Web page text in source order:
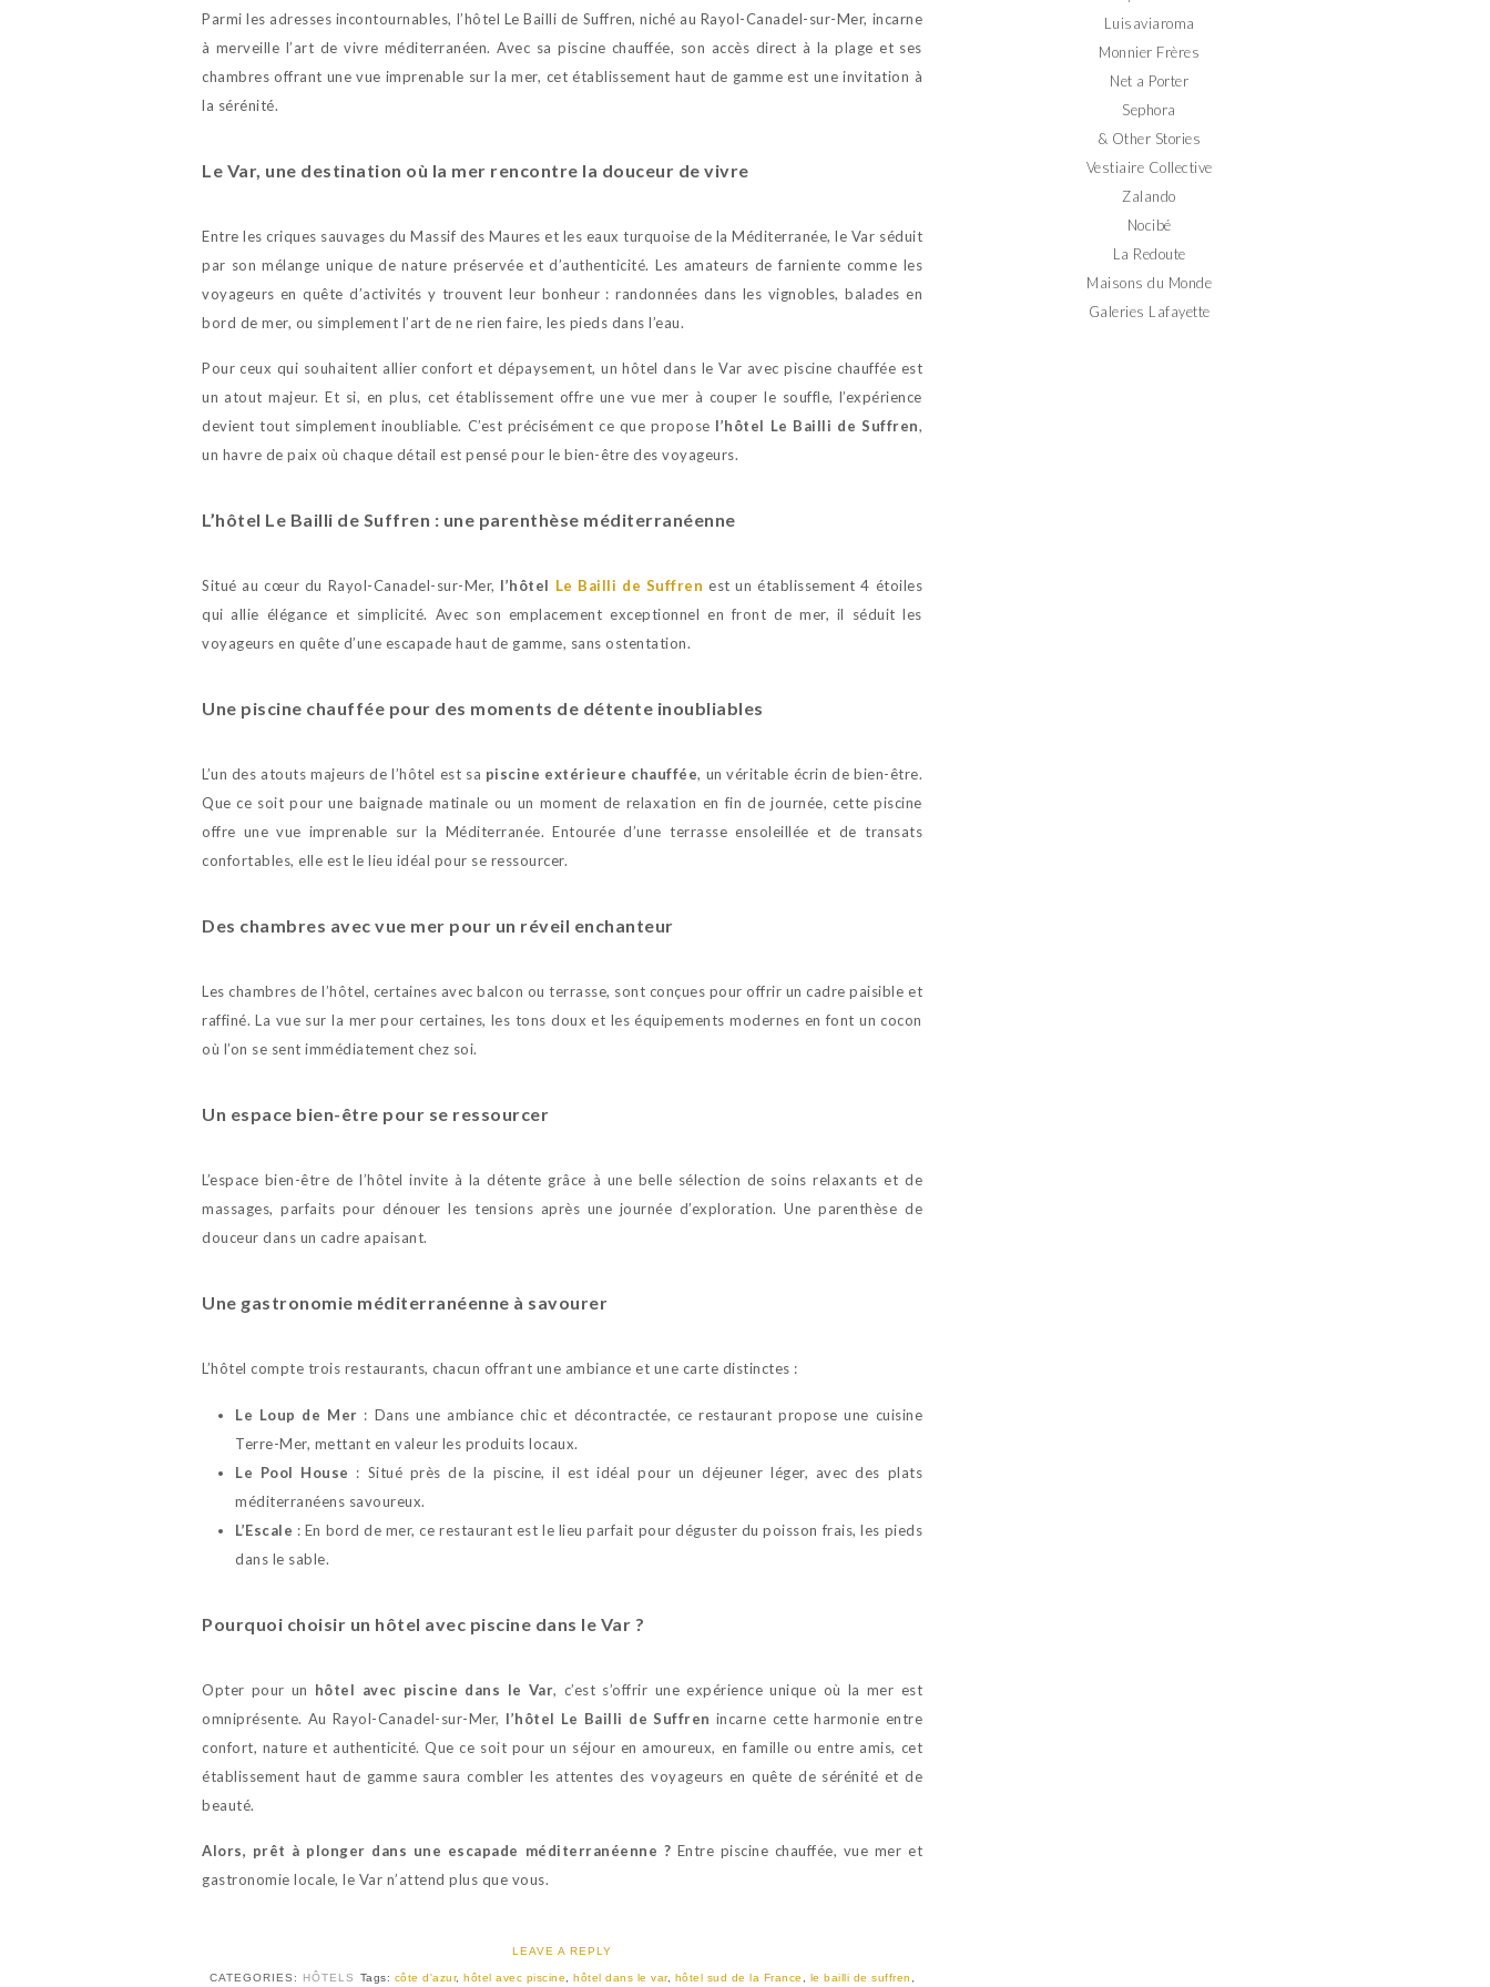
Parmi les adresses incontournables, l’hôtel Le Bailli de Suffren, niché au Rayol-Canadel-sur-Mer, incarne
à merveille l’art de vivre méditerranéen. Avec sa piscine chauffée, son accès direct à la plage et ses
chambres offrant une vue imprenable sur la mer, cet établissement haut de gamme est une invitation à
la sérénité.
Le Var, une destination où la mer rencontre la douceur de vivre
Entre les criques sauvages du Massif des Maures et les eaux turquoise de la Méditerranée, le Var séduit
par son mélange unique de nature préservée et d’authenticité. Les amateurs de farniente comme les
voyageurs en quête d’activités y trouvent leur bonheur : randonnées dans les vignobles, balades en
bord de mer, ou simplement l’art de ne rien faire, les pieds dans l’eau.
Pour ceux qui souhaitent allier confort et dépaysement, un hôtel dans le Var avec piscine chauffée est
un atout majeur. Et si, en plus, cet établissement offre une vue mer à couper le souffle, l’expérience
devient tout simplement inoubliable. C’est précisément ce que propose l’hôtel Le Bailli de Suffren,
un havre de paix où chaque détail est pensé pour le bien-être des voyageurs.
L’hôtel Le Bailli de Suffren : une parenthèse méditerranéenne
Situé au cœur du Rayol-Canadel-sur-Mer, l’hôtel Le Bailli de Suffren est un établissement 4 étoiles
qui allie élégance et simplicité. Avec son emplacement exceptionnel en front de mer, il séduit les
voyageurs en quête d’une escapade haut de gamme, sans ostentation.
Une piscine chauffée pour des moments de détente inoubliables
L’un des atouts majeurs de l’hôtel est sa piscine extérieure chauffée, un véritable écrin de bien-être.
Que ce soit pour une baignade matinale ou un moment de relaxation en fin de journée, cette piscine
offre une vue imprenable sur la Méditerranée. Entourée d’une terrasse ensoleillée et de transats
confortables, elle est le lieu idéal pour se ressourcer.
Des chambres avec vue mer pour un réveil enchanteur
Les chambres de l’hôtel, certaines avec balcon ou terrasse, sont conçues pour offrir un cadre paisible et
raffiné. La vue sur la mer pour certaines, les tons doux et les équipements modernes en font un cocon
où l’on se sent immédiatement chez soi.
Un espace bien-être pour se ressourcer
L’espace bien-être de l’hôtel invite à la détente grâce à une belle sélection de soins relaxants et de
massages, parfaits pour dénouer les tensions après une journée d’exploration. Une parenthèse de
douceur dans un cadre apaisant.
Une gastronomie méditerranéenne à savourer
L’hôtel compte trois restaurants, chacun offrant une ambiance et une carte distinctes :
Le Loup de Mer : Dans une ambiance chic et décontractée, ce restaurant propose une cuisine
Terre-Mer, mettant en valeur les produits locaux.
Le Pool House : Situé près de la piscine, il est idéal pour un déjeuner léger, avec des plats
méditerranéens savoureux.
L’Escale : En bord de mer, ce restaurant est le lieu parfait pour déguster du poisson frais, les pieds
dans le sable.
Pourquoi choisir un hôtel avec piscine dans le Var ?
Opter pour un hôtel avec piscine dans le Var, c’est s’offrir une expérience unique où la mer est
omniprésente. Au Rayol-Canadel-sur-Mer, l’hôtel Le Bailli de Suffren incarne cette harmonie entre
confort, nature et authenticité. Que ce soit pour un séjour en amoureux, en famille ou entre amis, cet
établissement haut de gamme saura combler les attentes des voyageurs en quête de sérénité et de
beauté.
Alors, prêt à plonger dans une escapade méditerranéenne ? Entre piscine chauffée, vue mer et
gastronomie locale, le Var n’attend plus que vous.
LEAVE A REPLY
CATEGORIES: HÔTELS Tags: côte d'azur,hôtel avec piscine ,hôtel dans le var, hôtel sud de la France le bailli de suffren
Luisaviaroma
Monnier Frères
Net a Porter
Sephora
& Other Stories
Vestiaire Collective
Zalando
Nocibé
La Redoute
Maisons du Monde
Galeries Lafayette